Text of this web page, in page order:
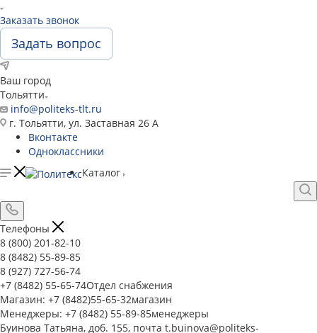
Заказать звонок
Задать вопрос
Ваш город
Тольятти
info@politeks-tlt.ru
г. Тольятти, ул. Заставная 26 А
Вконтакте
Одноклассники
Телефоны
8 (800) 201-82-10
8 (8482) 55-89-85
8 (927) 727-56-74
+7 (8482) 55-65-74Отдел снабжения
Магазин: +7 (8482)55-65-32магазин
Менеджеры: +7 (8482) 55-89-85менеджеры
Буинова Татьяна, доб. 155, почта t.buinova@politeks-
Каталог